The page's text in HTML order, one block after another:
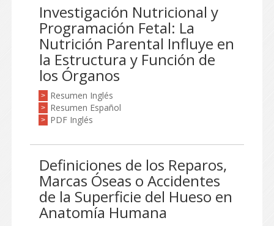
Investigación Nutricional y
Programación Fetal: La
Nutrición Parental Influye en
la Estructura y Función de
los Órganos
> Resumen Inglés
> Resumen Español
> PDF Inglés
Definiciones de los Reparos,
Marcas Óseas o Accidentes
de la Superficie del Hueso en
Anatomía Humana